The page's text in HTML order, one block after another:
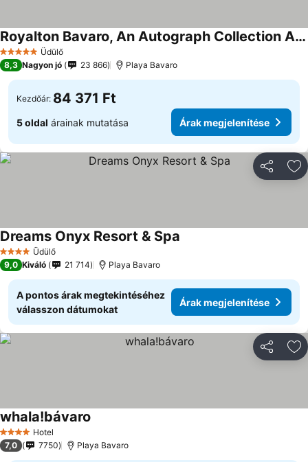
5 KategóriaÜdülő
Royalton Bavaro, An Autograph Collection All-Inclusive Resort & Casino
8,3 Nagyon jó 23 866 Playa Bavaro
Kezdőár: 84 371 Ft
5 oldal árainak mutatása Árak megjelenítése
4 KategóriaÜdülő
Dreams Onyx Resort & Spa
9,0 Kiváló 21 714 Playa Bavaro
A pontos árak megtekintéséhez
válasszon dátumokat
Árak megjelenítése
4 KategóriaHotel
whala!bávaro
7,0 7750 Playa Bavaro